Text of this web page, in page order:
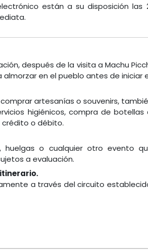
están a su disposición las
después de la visita a Machu
en el pueblo antes de iniciar
artesanías o souvenirs,
higiénicos, compra de botellas
o débito.
huelgas o cualquier otro evento
a evaluación.
a través del circuito